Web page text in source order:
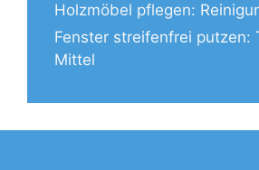
Holzmöbel pflegen:
Fenster streifenfrei putzen:
Mittel